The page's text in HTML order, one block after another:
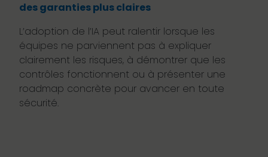
des garanties plus claires
L’adoption de l’IA peut ralentir lorsque les
équipes ne parviennent pas à expliquer
clairement les risques, à démontrer que les
contrôles fonctionnent ou à présenter une
roadmap concrète pour avancer en toute
sécurité.